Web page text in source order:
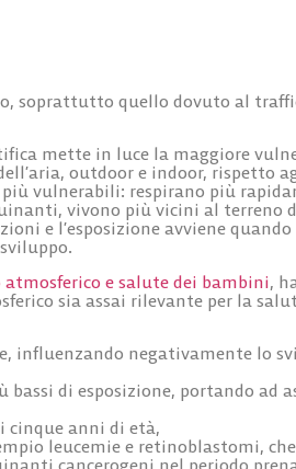
soprattutto quello dovuto al
mette in luce la maggiore
outdoor e indoor, rispetto
vulnerabili: respirano più
vivono più vicini al terreno
e l’esposizione avviene
e salute dei bambini,
sia assai rilevante per la
influenzando negativamente lo
di esposizione, portando ad
cinque anni di età,
leucemie e retinoblastomi,